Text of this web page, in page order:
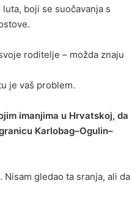
boji se suočavanja s
roditelje – možda znaju
je vaš problem.
imanjima u Hrvatskoj, da
Karlobag–Ogulin–
Nisam gledao ta sranja, ali da